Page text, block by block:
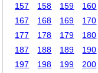
157
158 159 160
167
168 169 170
177
178 179 180
187
188 189 190
197
198 199 200